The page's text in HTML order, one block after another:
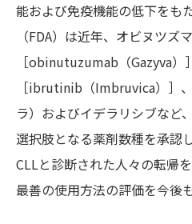
能および免疫機能の低下をも
（FDA）は近年、オビヌツズ
［obinutuzumab（Gazyva）
［ibrutinib（Imbruvica）］
ラ）およびイデラリシブなど
選択肢となる薬剤数種を承認
CLLと診断された人々の転帰
最善の使用方法の評価を今後